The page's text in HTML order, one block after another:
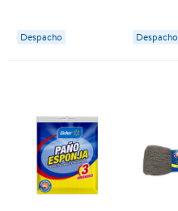
Despacho Despacho